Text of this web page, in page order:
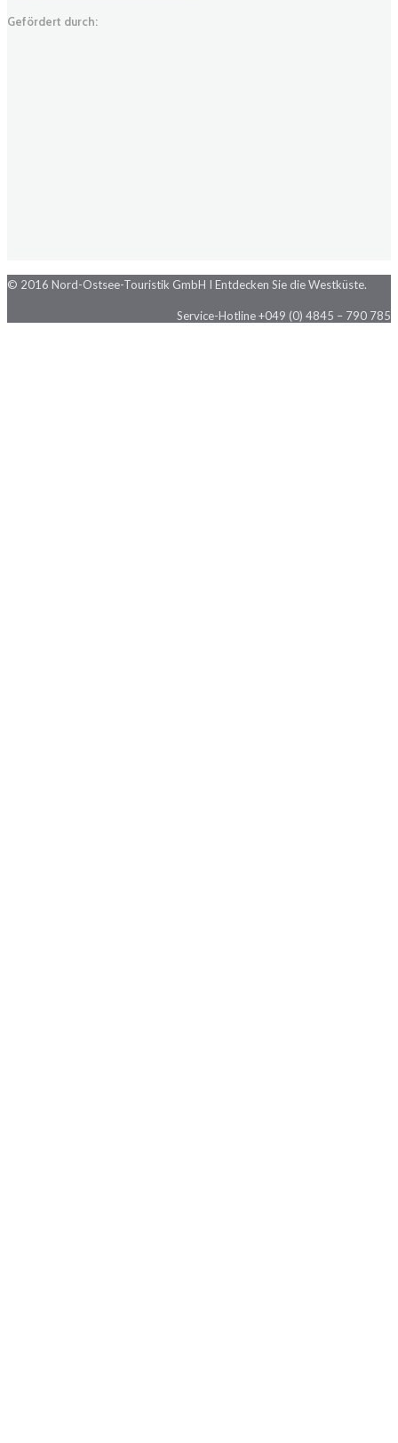
Gefördert durch:
© 2016 Nord-Ostsee-Touristik GmbH I Entdecken Sie die Westküste.
Service-Hotline +049 (0) 4845 – 790 785